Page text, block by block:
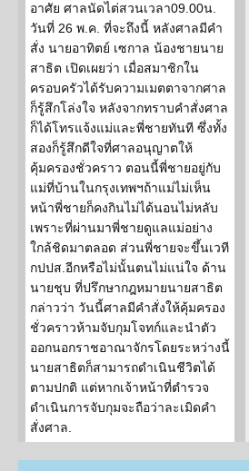
อาศัย ศาลนัดไต่สวนเวลา09.00น.
วันที่ 26 พ.ค. ที่จะถึงนี้ หลังศาลมีคำ
สั่ง นายอาทิตย์ เซกาล น้องชายนาย
สาธิต เปิดเผยว่า เมื่อสมาชิกใน
ครอบครัวได้รับความเมตตาจากศาล
ก็รู้สึกโล่งใจ หลังจากทราบคำสั่งศาล
ก็ได้โทรแจ้งแม่และพี่ชายทันที ซึ่งทั้ง
สองก็รู้สึกดีใจที่ศาลอนุญาตให้
คุ้มครองชั่วคราว ตอนนี้พี่ชายอยู่กับ
แม่ที่บ้านในกรุงเทพฯถ้าแม่ไม่เห็น
หน้าพี่ชายก็คงกินไม่ได้นอนไม่หลับ
เพราะที่ผ่านมาพี่ชายดูแลแม่อย่าง
ใกล้ชิดมาตลอด ส่วนพี่ชายจะขึ้นเวที
กปปส.อีกหรือไม่นั้นตนไม่แน่ใจ ด้าน
นายชุบ ที่ปรึกษากฎหมายนายสาธิต
กล่าวว่า วันนี้ศาลมีคำสั่งให้คุ้มครอง
ชั่วคราวห้ามจับกุมโจทก์และนำตัว
ออกนอกราชอาณาจักรโดยระหว่างนี้
นายสาธิตก็สามารถดำเนินชีวิตได้
ตามปกติ แต่หากเจ้าหน้าที่ตำรวจ
ดำเนินการจับกุมจะถือว่าละเมิดคำ
สั่งศาล.